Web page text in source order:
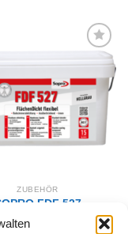
hinzufügen
ZUBEHÖR
FDF 527
flexibel – 20